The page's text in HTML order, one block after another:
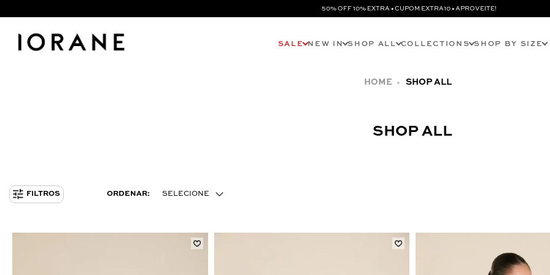
50% OFF 10% EXTRA • CUPOM EXTRA10 • APROVEITE!
SALE NEW IN SHOP ALL COLLECTIONS SHOP BY SIZE
SHOP ALL
SHOP ALL
FILTROS ORDENAR: SELECIONE